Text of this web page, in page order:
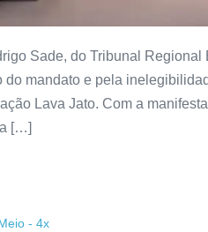
Sade, do Tribunal
do mandato e pela
Lava Jato. Com a
[…]
- 4x